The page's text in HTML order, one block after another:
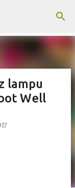
lampu
Well